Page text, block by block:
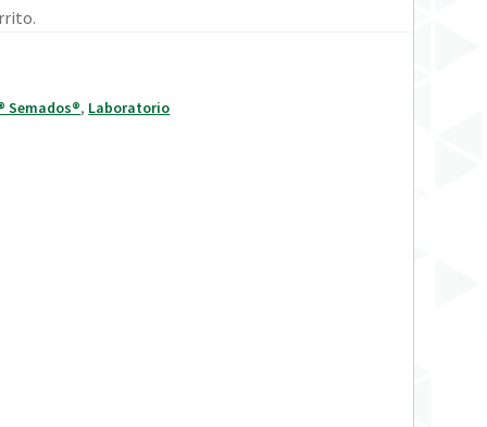
Semados®, Laboratorio